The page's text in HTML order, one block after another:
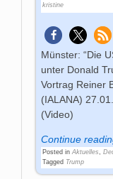
kristine
Münster: “Die
unter Donald
Vortrag Reiner
(IALANA)
(Video)
Continue
Posted in Aktuelles ,
Tagged Trump